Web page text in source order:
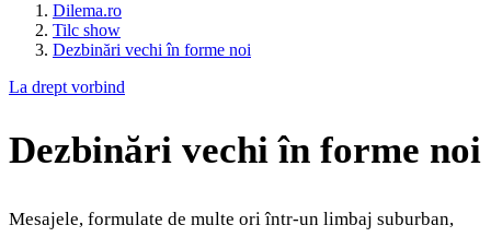
Dilema.ro
Tilc show
Dezbinări vechi în forme noi
La drept vorbind
Dezbinări vechi în forme noi
Mesajele, formulate de multe ori într-un limbaj suburban,